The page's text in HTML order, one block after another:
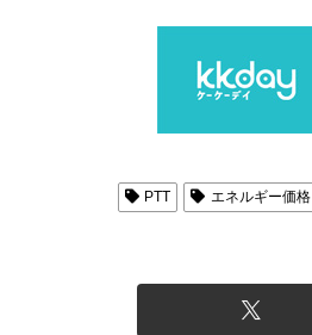
PTT エネルギー価格